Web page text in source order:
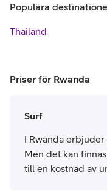
Populära
Thailand
Priser för Rwanda
Surf
I Rwanda
Men det kan
till en kostnad av